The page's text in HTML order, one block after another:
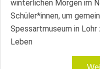
winterlichen Morgen im
Schüler*innen, um
Spessartmuseum in Lohr
Leben